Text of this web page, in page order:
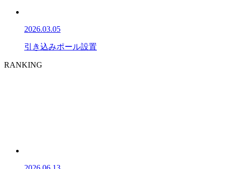
2026.03.05
引き込みポール設置
RANKING